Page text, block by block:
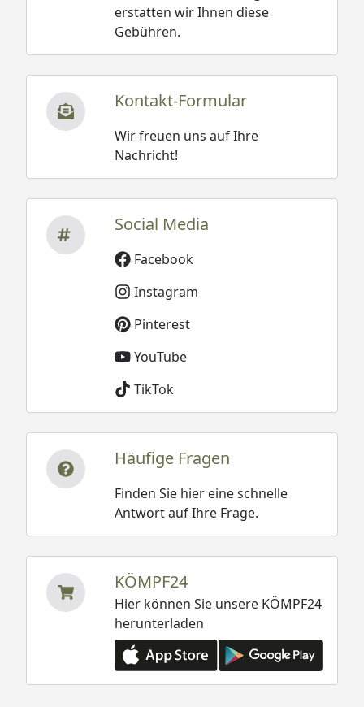
erstatten wir Ihnen diese
Gebühren.
Kontakt-Formular
Wir freuen uns auf Ihre
Nachricht!
Social Media
Facebook
Instagram
Pinterest
YouTube
TikTok
Häufige Fragen
Finden Sie hier eine schnelle
Antwort auf Ihre Frage.
KÖMPF24
Hier können Sie unsere KÖMPF24
herunterladen